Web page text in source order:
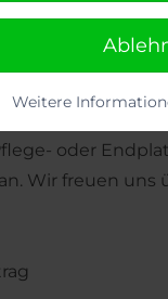
oder
Wir freuen
Weitere